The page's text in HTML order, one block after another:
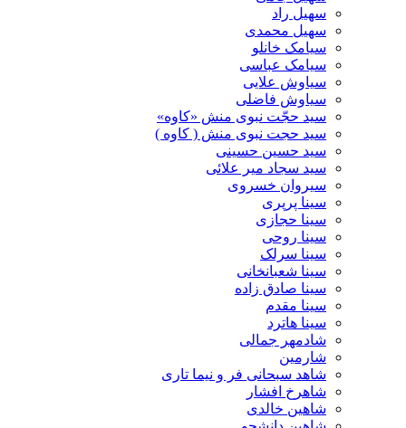
سهیل راد
سهیل محمدی
سیامک خانلو
سیامک عباسی
سیاوش علایی
سیاوش فاضلی
سید حجّت نبوی منش «کاوه»
سید حجت نبوی منش ( کاوه )
سید حسین حسینى
سید سجاد میر علائی
سیروان خسروی
سینا پرپری
سینا حجازی
سینا روحی
سینا سرلک
سینا شعبانخانی
سینا صادق زاده
سینا مقدم
سینا هاترد
شادمهر جمالی
شارمین
شاهد سبحانی فر و نیما تاری
شاهرخ افشار
شاهین خالدی